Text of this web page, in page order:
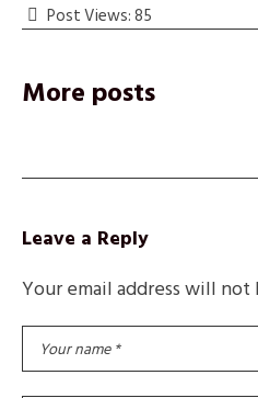
Post Views:85
More posts
Leave a Reply
Your email address will